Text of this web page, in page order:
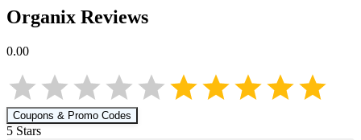
Organix Reviews
0.00
Coupons & Promo Codes
5 Stars